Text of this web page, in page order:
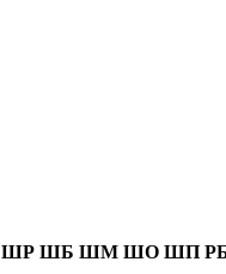
ШР ШБ ШМ ШО ШП